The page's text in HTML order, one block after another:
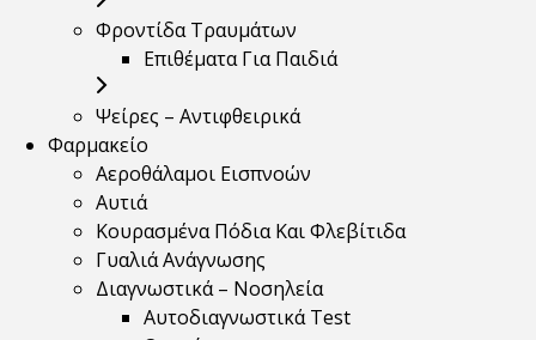
Φροντίδα Τραυμάτων
Επιθέματα Για Παιδιά
Ψείρες – Αντιφθειρικά
Φαρμακείο
Αεροθάλαμοι Εισπνοών
Αυτιά
Κουρασμένα Πόδια Και Φλεβίτιδα
Γυαλιά Ανάγνωσης
Διαγνωστικά – Νοσηλεία
Αυτοδιαγνωστικά Test